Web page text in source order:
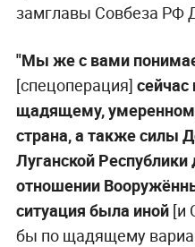
замглавы Совбеза РФ
"Мы же с вами
[спецоперация]
щадящему,
страна, а также силы
Луганской Республики
отношении
ситуация была иной [и
бы по щадящему